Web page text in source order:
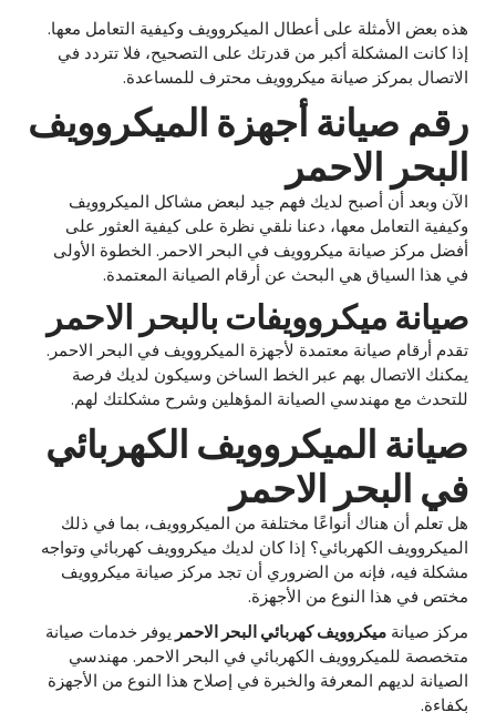
هذه بعض الأمثلة على أعطال الميكروويف وكيفية التعامل معها.
إذا كانت المشكلة أكبر من قدرتك على التصحيح، فلا تتردد في
الاتصال بمركز صيانة ميكروويف محترف للمساعدة.
رقم صيانة أجهزة الميكروويف
البحر الاحمر
الآن وبعد أن أصبح لديك فهم جيد لبعض مشاكل الميكروويف
وكيفية التعامل معها، دعنا نلقي نظرة على كيفية العثور على
أفضل مركز صيانة ميكروويف في البحر الاحمر. الخطوة الأولى
في هذا السياق هي البحث عن أرقام الصيانة المعتمدة.
صيانة ميكروويفات بالبحر الاحمر
تقدم أرقام صيانة معتمدة لأجهزة الميكروويف في البحر الاحمر.
يمكنك الاتصال بهم عبر الخط الساخن وسيكون لديك فرصة
للتحدث مع مهندسي الصيانة المؤهلين وشرح مشكلتك لهم.
صيانة الميكروويف الكهربائي
في البحر الاحمر
هل تعلم أن هناك أنواعًا مختلفة من الميكروويف، بما في ذلك
الميكروويف الكهربائي؟ إذا كان لديك ميكروويف كهربائي وتواجه
مشكلة فيه، فإنه من الضروري أن تجد مركز صيانة ميكروويف
مختص في هذا النوع من الأجهزة.
مركز صيانة ميكروويف كهربائي البحر الاحمر يوفر خدمات صيانة
متخصصة للميكروويف الكهربائي في البحر الاحمر. مهندسي
الصيانة لديهم المعرفة والخبرة في إصلاح هذا النوع من الأجهزة
بكفاءة.